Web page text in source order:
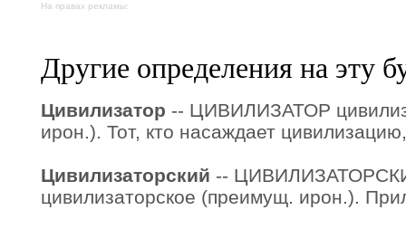
На правах рекламы:
Другие определения на эту
Цивилизатор -- ЦИВИЛИЗАТОР
ирон.). Тот, кто насаждает
Цивилизаторский --
цивилизаторское (преимущ. ирон.).